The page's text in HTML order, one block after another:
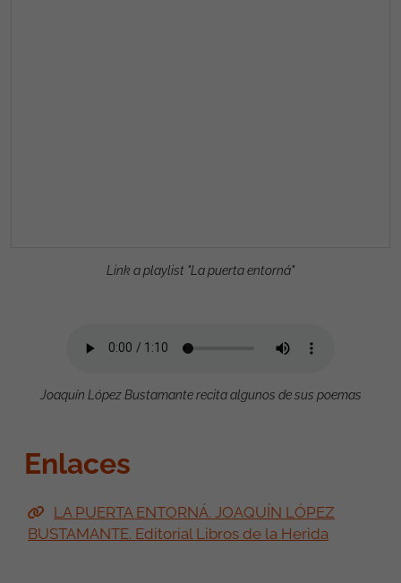
Link a playlist "La puerta entorná"
Joaquín López Bustamante recita algunos de sus poemas
Enlaces
LA PUERTA ENTORNÁ. JOAQUÍN LÓPEZ
BUSTAMANTE. Editorial Libros de la Herida